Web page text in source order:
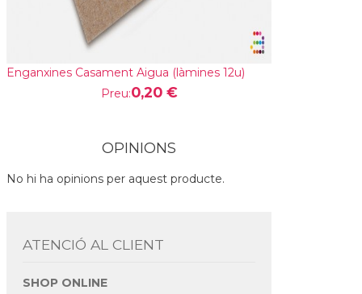
Enganxines Casament Aigua (làmines 12u)
Preu:0,20 €
OPINIONS
No hi ha opinions per aquest producte.
ATENCIÓ AL CLIENT
SHOP ONLINE